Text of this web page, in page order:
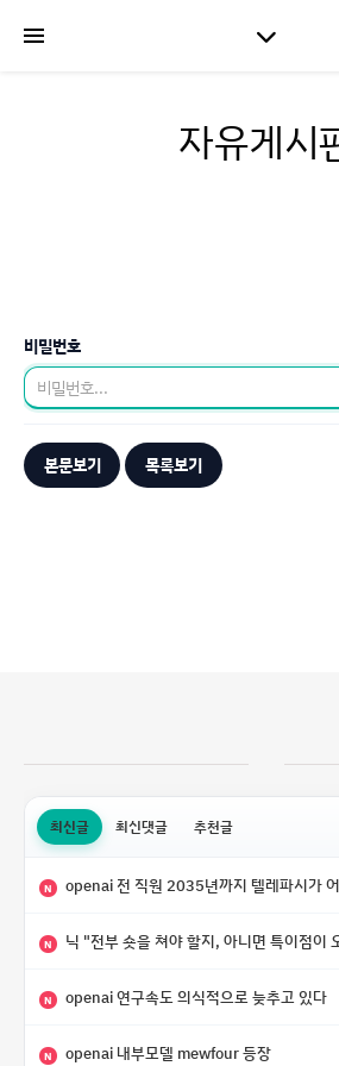
자유게시
비밀번호
본문보기 목록보기
최신글 최신댓글 추천글
N openai 전 직원 2035년까지 텔레파시가 어떻게 생
N 닉 "전부 숏을 쳐야 할지, 아니면 특이점이 오니까 전부 롱을 쳐야
N openai 연구속도 의식적으로 늦추고 있다
N openai 내부모델 mewfour 등장